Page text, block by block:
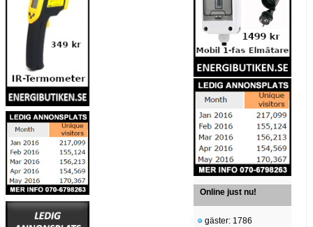
Online just nu!
gäster: 1786